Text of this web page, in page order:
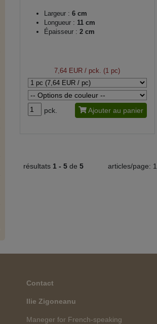
Largeur : 6 cm
Longueur : 11 cm
Épaisseur : 2 cm
7,64 EUR / pck. (1 pc)
pck. Ajouter au panier
résultats 1 - 5 de 5 articles/page:
Contact
Ilie Zigoneanu
Maneger for French-speaking